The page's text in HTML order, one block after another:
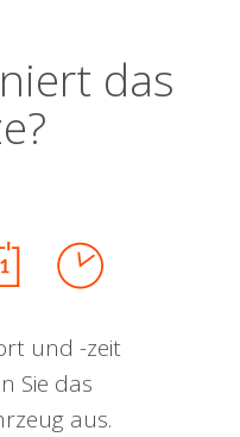
das
und -zeit
Sie das
aus.